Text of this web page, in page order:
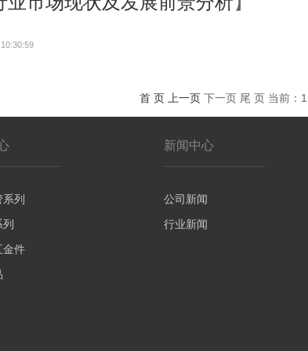
首 页 上一页下一页 尾 页 当前：
系列
列
金件
新闻中心
公司新闻
行业新闻